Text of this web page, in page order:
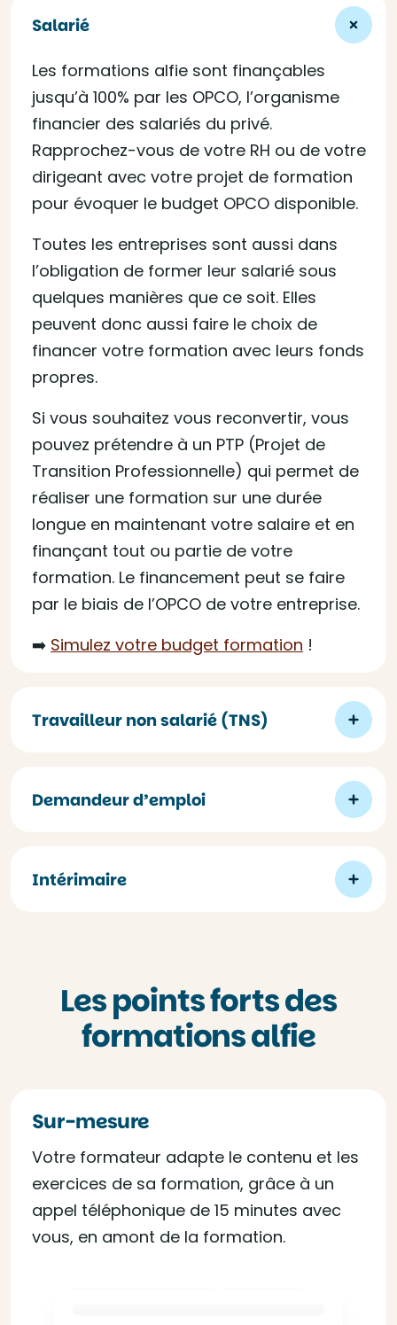
Salarié
Les formations alfie sont finançables
jusqu’à 100% par les OPCO, l’organisme
financier des salariés du privé.
Rapprochez-vous de votre RH ou de votre
dirigeant avec votre projet de formation
pour évoquer le budget OPCO disponible.
Toutes les entreprises sont aussi dans
l’obligation de former leur salarié sous
quelques manières que ce soit. Elles
peuvent donc aussi faire le choix de
financer votre formation avec leurs fonds
propres.
Si vous souhaitez vous reconvertir, vous
pouvez prétendre à un PTP (Projet de
Transition Professionnelle) qui permet de
réaliser une formation sur une durée
longue en maintenant votre salaire et en
finançant tout ou partie de votre
formation. Le financement peut se faire
par le biais de l’OPCO de votre entreprise.
➡️ Simulez votre budget formation !
Travailleur non salarié (TNS)
Demandeur d’emploi
Intérimaire
Les points forts des
formations alfie
Sur-mesure
Votre formateur adapte le contenu et les
exercices de sa formation, grâce à un
appel téléphonique de 15 minutes avec
vous, en amont de la formation.